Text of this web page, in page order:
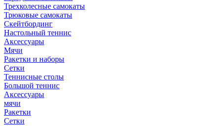
Трехколесные самокаты
Трюковые самокаты
Скейтбординг
Настольный теннис
Аксессуары
Мячи
Ракетки и наборы
Сетки
Теннисные столы
Большой теннис
Аксессуары
мячи
Ракетки
Сетки